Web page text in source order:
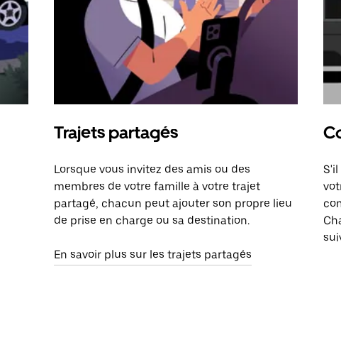
Trajets partagés
Lorsque vous invitez des amis ou des
membres de votre famille à votre trajet
partagé, chacun peut ajouter son propre lieu
de prise en charge ou sa destination.
En savoir plus sur les trajets partagés